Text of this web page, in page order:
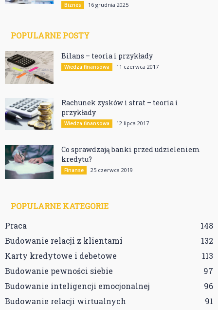
Biznes 16 grudnia 2025
POPULARNE POSTY
Bilans – teoria i przykłady
Wiedza finansowa 11 czerwca 2017
Rachunek zysków i strat – teoria i
przykłady
Wiedza finansowa 12 lipca 2017
Co sprawdzają banki przed udzieleniem
kredytu?
Finanse 25 czerwca 2019
POPULARNE KATEGORIE
Praca
148
Budowanie relacji z klientami
132
Karty kredytowe i debetowe
113
Budowanie pewności siebie
97
Budowanie inteligencji emocjonalnej
96
Budowanie relacji wirtualnych
91